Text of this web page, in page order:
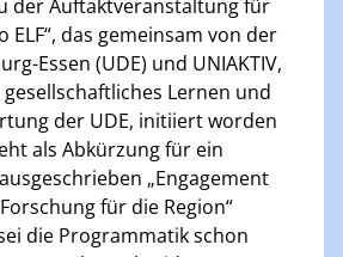
der Auftaktveranstaltung für
ELF“, das gemeinsam von der
Essen (UDE) und UNIAKTIV,
Lernen und
der UDE, initiiert worden
als Abkürzung für ein
„Engagement
für die Region“
die Programmatik schon